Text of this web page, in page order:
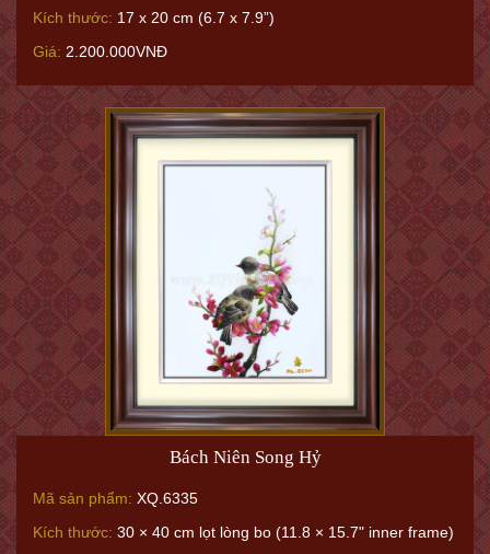
Kích thước: 17 x 20 cm (6.7 x 7.9”)
Giá: 2.200.000VNĐ
Bách Niên Song Hỷ
Mã sản phẩm: XQ.6335
Kích thước: 30 × 40 cm lọt lòng bo (11.8 × 15.7" inner frame)